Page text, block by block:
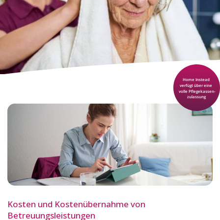
Kosten und Kostenübernahme von
Betreuungsleistungen